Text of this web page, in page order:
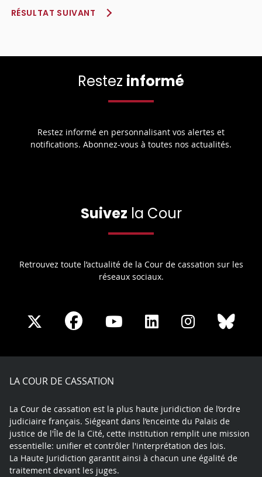
RÉSULTAT SUIVANT
Restez informé
Restez informé en personnalisant vos alertes et
notifications. Abonnez-vous à toutes nos actualités.
Suivez la Cour
Retrouvez toute l’actualité de la Cour de cassation sur les
réseaux sociaux.
Share
X
Share
Facebook
Share
Youtube
Share
LinkedIn
Share
Instagram
LA COUR DE CASSATION
La Cour de cassation est la plus haute juridiction de l’ordre
judiciaire français. Siégeant dans l’enceinte du Palais de
justice de l'Île de la Cité, cette institution remplit une mission
essentielle: unifier et contrôler l'interprétation des lois.
La Haute Juridiction garantit ainsi à chacun une égalité de
traitement devant les juges.